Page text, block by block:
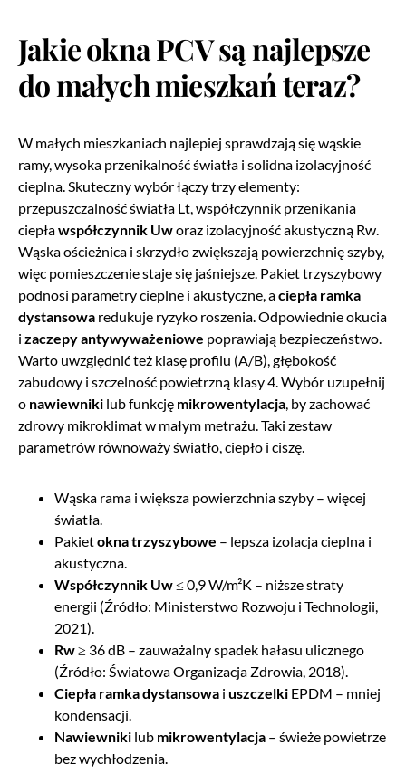
Jakie okna PCV są najlepsze
do małych mieszkańteraz?
W małych mieszkaniach najlepiej sprawdzają się wąskie
ramy, wysoka przenikalność światła i solidna izolacyjność
cieplna. Skuteczny wybór łączy trzy elementy:
przepuszczalność światła Lt, współczynnik przenikania
ciepławspółczynnik Uworaz izolacyjność akustyczną Rw.
Wąska ościeżnica i skrzydło zwiększają powierzchnię szyby,
więc pomieszczenie staje się jaśniejsze. Pakiet trzyszybowy
podnosi parametry cieplne i akustyczne, aciepła ramka
dystansowa redukuje ryzyko roszenia. Odpowiednie okucia
i zaczepy antywyważeniowe poprawiają bezpieczeństwo.
Warto uwzględnić też klasę profilu (A/B), głębokość
zabudowy i szczelność powietrzną klasy 4. Wybór uzupełnij
o nawiewniki lub funkcję mikrowentylacja, by zachować
zdrowy mikroklimat w małym metrażu. Taki zestaw
parametrów równoważy światło, ciepło i ciszę.
Wąska rama i większa powierzchnia szyby – więcej
światła.
Pakietokna trzyszybowe – lepsza izolacja cieplna i
akustyczna.
Współczynnik Uw≤ 0,9 W/m²K – niższe straty
energii (Źródło: Ministerstwo Rozwoju i Technologii,
2021).
Rw≥ 36 dB – zauważalny spadek hałasu ulicznego
(Źródło: Światowa Organizacja Zdrowia, 2018).
Ciepła ramka dystansowa i uszczelki EPDM – mniej
kondensacji.
Nawiewniki lub mikrowentylacja – świeże powietrze
bez wychłodzenia.